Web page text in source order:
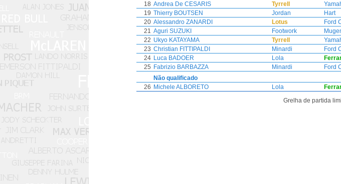
18 Andrea De CESARIS Tyrrell
19 Thierry BOUTSEN Jordan Hart
20 Alessandro ZANARDI Lotus Ford
21 Aguri SUZUKI Footwork
22 Ukyo KATAYAMA Tyrrell
23 Christian FITTIPALDI Minardi Ford
24 Luca BADOER Lola
25 Fabrizio BARBAZZA Minardi Ford
Não qualificado
26 Michele ALBORETO Lola
Grelha de partida